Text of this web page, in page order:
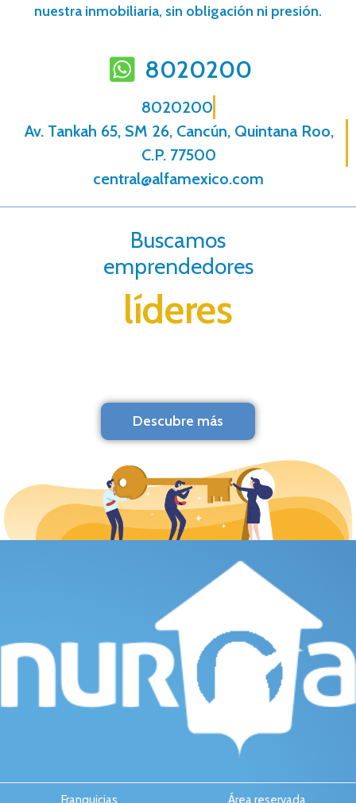
nuestra inmobiliaria, sin obligación ni presión.
8020200
8020200
Av. Tankah 65, SM 26, Cancún, Quintana Roo,
C.P. 77500
central@alfamexico.com
Buscamos
emprendedores
líderes
Descubre más
Franquicias Área reservada